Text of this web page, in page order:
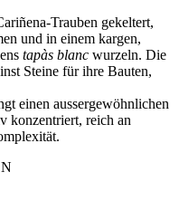
Trauben gekeltert,
und in einem kargen,
tapàs blanc wurzeln. Die
Steine für ihre Bauten,
einen aussergewöhnlichen
konzentriert, reich an